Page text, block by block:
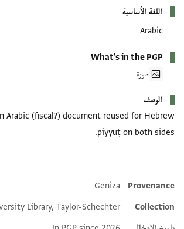
اللغة الأساسية
Arabic
What's in the PGP
صورة
الوصف
Arabic (fiscal?) document reused for Hebrew
piyyuṭ on both sides.
Additional metadata
Provenance
Geniza
Collection
Library, Taylor-Schechter